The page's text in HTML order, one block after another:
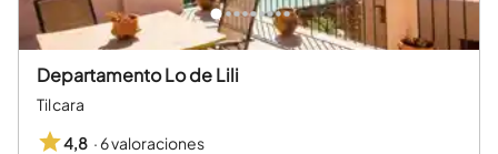
Departamento Lo de Lili
Tilcara
4,8 ·6 valoraciones